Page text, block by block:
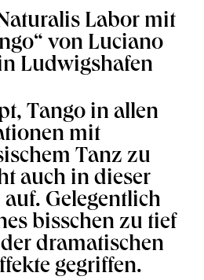
Labor mit
von Luciano
Ludwigshafen
Tango in allen
mit
Tanz zu
auch in dieser
Gelegentlich
bisschen zu tief
dramatischen
gegriffen.